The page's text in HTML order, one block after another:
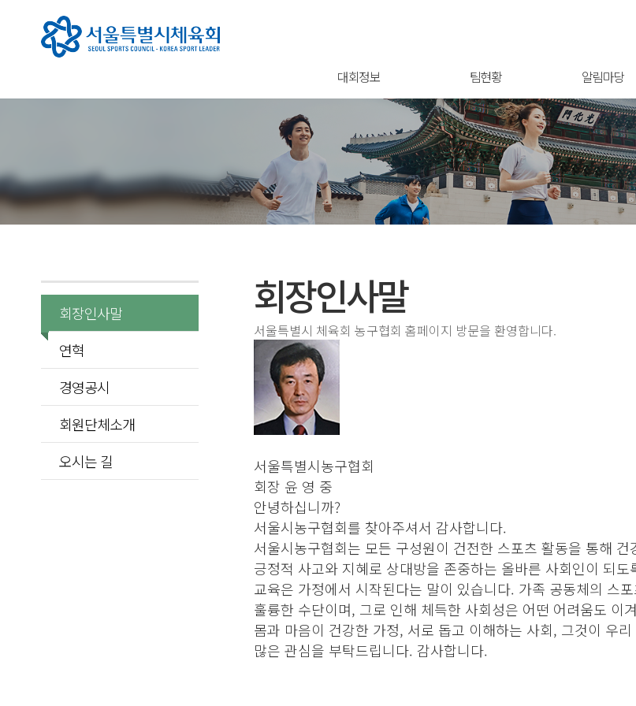
대회정보 팀현황 알림마당
회장인사말
연혁
경영공시
회원단체소개
오시는 길
회장인사말
서울특별시 체육회 농구협회 홈페이지 방문을 환영합니다.
서울특별시농구협회
회장 윤 영 중
안녕하십니까?
서울시농구협회를 찾아주셔서 감사합니다.
서울시농구협회는 모든 구성원이 건전한 스포츠 활동을 통해
긍정적 사고와 지혜로 상대방을 존중하는 올바른 사회인이 되
교육은 가정에서 시작된다는 말이 있습니다. 가족 공동체의 스
훌륭한 수단이며, 그로 인해 체득한 사회성은 어떤 어려움도 이
몸과 마음이 건강한 가정, 서로 돕고 이해하는 사회, 그것이 우
많은 관심을 부탁드립니다. 감사합니다.